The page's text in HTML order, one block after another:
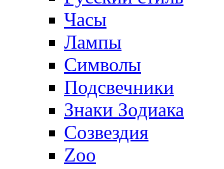
Часы
Лампы
Символы
Подсвечники
Знаки Зодиака
Созвездия
Zoo